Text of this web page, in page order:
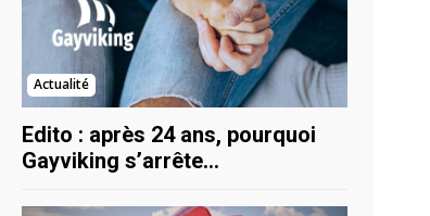
Actualité
Edito : après 24 ans, pourquoi
Gayviking s’arrête…